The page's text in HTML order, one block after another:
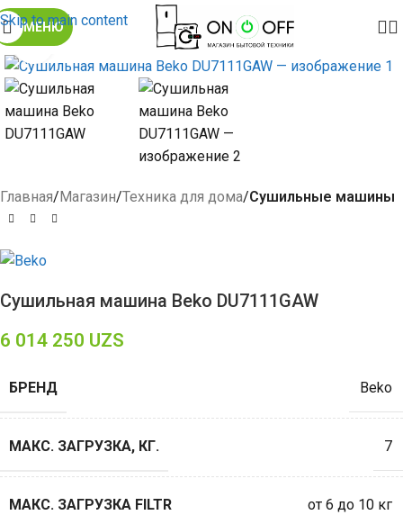
Skip to main content
МЕНЮ
Click to enlarge
Главная Магазин Техника для дома Сушильные машины
Сушильная машина Beko DU7111GAW
6 014 250 UZS
БРЕНД Beko
МАКС. ЗАГРУЗКА, КГ. 7
МАКС. ЗАГРУЗКА FILTR от 6 до 10 кг